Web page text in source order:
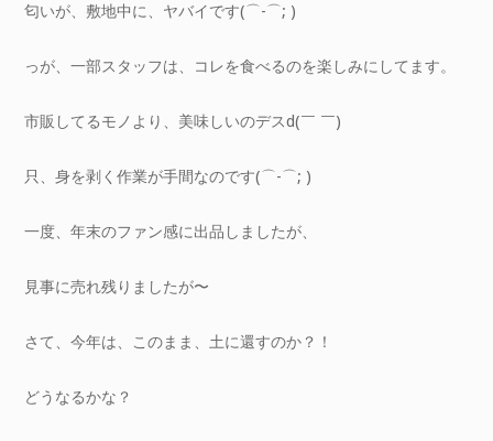
匂いが、敷地中に、ヤバイです(⌒-⌒; )
っが、一部スタッフは、コレを食べるのを楽しみにしてます。
市販してるモノより、美味しいのデスd(￣ ￣)
只、身を剥く作業が手間なのです(⌒-⌒; )
一度、年末のファン感に出品しましたが、
見事に売れ残りましたが〜
さて、今年は、このまま、土に還すのか？！
どうなるかな？